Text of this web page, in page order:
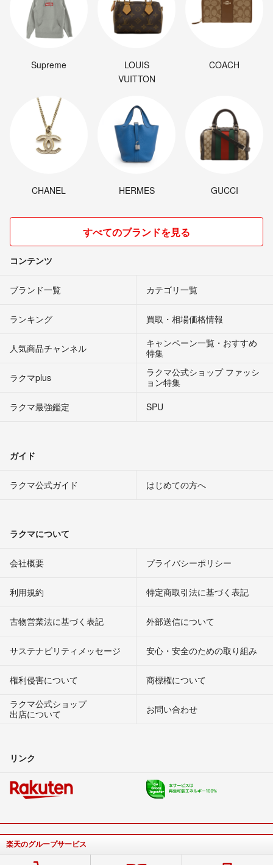
水で育てました。
是非、飛騨高山産トマトをお楽しみ下さいませ！
夫と2人で就農して18年、ハウスは40棟ほど。
です！！Supreme
LOUIS
VUITTON
COACH
CHANEL HERMES GUCCI
すべてのブランドを見る
コンテンツ
ブランド一覧 カテゴリ一覧
ランキング 買取・相場価格情報
人気商品チャンネル
キャンペーン一覧・おすすめ
特集
ラクマplus
ラクマ公式ショップ ファッシ
ョン特集
ラクマ最強鑑定
SPU
ガイド
ラクマ公式ガイド はじめての方へ
ラクマについて
会社概要 プライバシーポリシー
利用規約 特定商取引法に基づく表記
古物営業法に基づく表記 外部送信について
サステナビリティメッセージ 安心・安全のための取り組み
権利侵害について
商標権について
ラクマ公式ショップ
出店について
お問い合わせ
リンク
楽天のグループサービス